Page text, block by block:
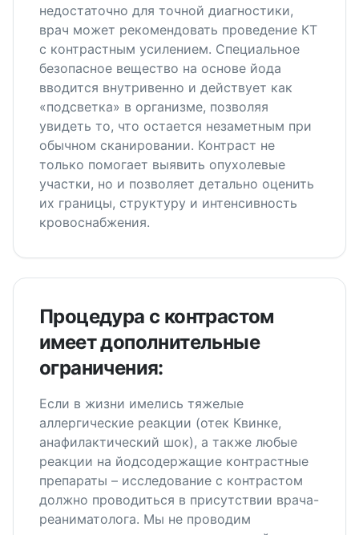
недостаточно для точной диагностики,
врач может рекомендовать проведение КТ
с контрастным усилением. Специальное
безопасное вещество на основе йода
вводится внутривенно и действует как
«подсветка» в организме, позволяя
увидеть то, что остается незаметным при
обычном сканировании. Контраст не
только помогает выявить опухолевые
участки, но и позволяет детально оценить
их границы, структуру и интенсивность
кровоснабжения.
Процедура с контрастом
имеет дополнительные
ограничения:
Если в жизни имелись тяжелые
аллергические реакции (отек Квинке,
анафилактический шок), а также любые
реакции на йодсодержащие контрастные
препараты – исследование с контрастом
должно проводиться в присутствии врача-
реаниматолога. Мы не проводим